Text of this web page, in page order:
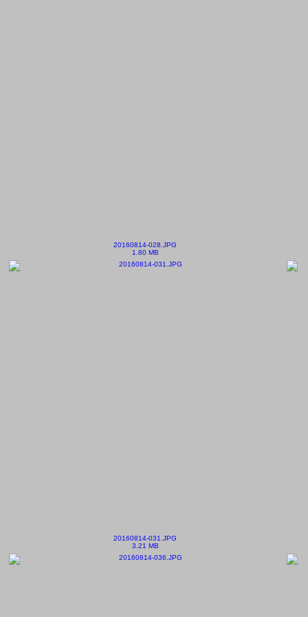
20160814-028.JPG
1.80 MB
20160814-031.JPG
3.21 MB